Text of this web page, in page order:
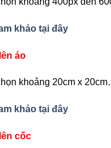
khảo tại đây
áo
khoảng 20cm x
khảo tại đây
cốc